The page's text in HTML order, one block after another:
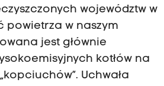
województw w
powietrza w naszym
jest głównie
kotłów na
Uchwała